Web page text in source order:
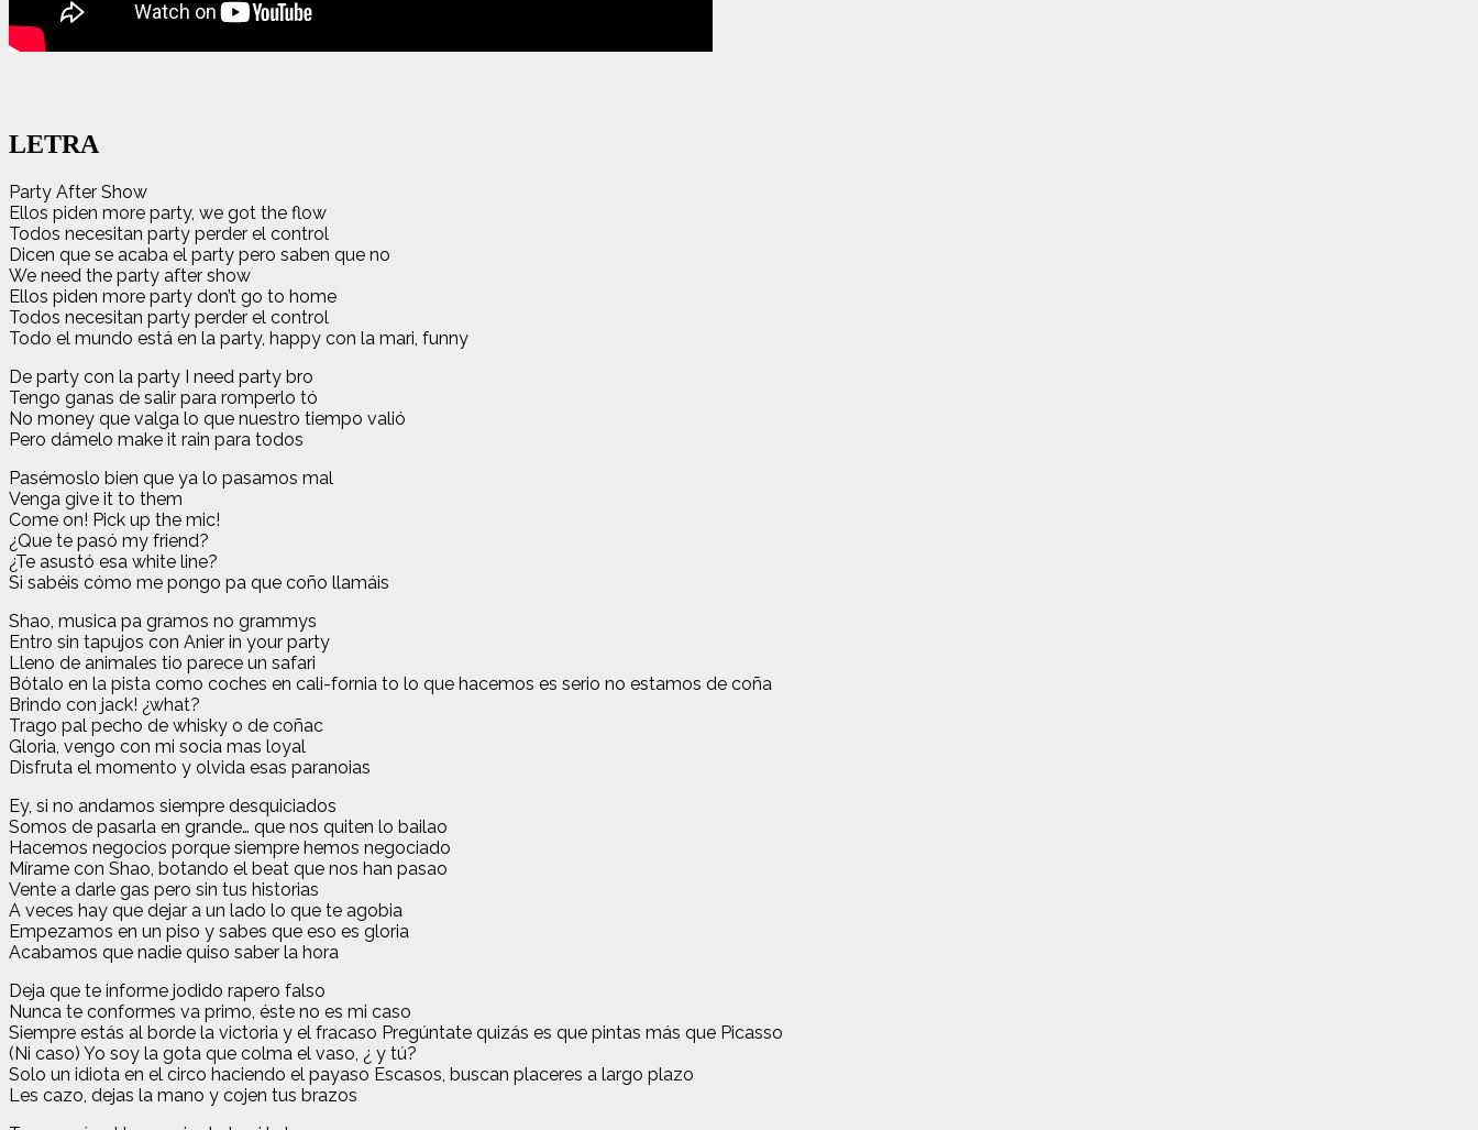
LETRA
Party After Show
Ellos piden more party, we got the flow
Todos necesitan party perder el control
Dicen que se acaba el party pero saben que no
We need the party after show
Ellos piden more party don’t go to home
Todos necesitan party perder el control
Todo el mundo está en la party, happy con la mari, funny
De party con la party I need party bro
Tengo ganas de salir para romperlo tó
No money que valga lo que nuestro tiempo valió
Pero dámelo make it rain para todos
Pasémoslo bien que ya lo pasamos mal
Venga give it to them
Come on! Pick up the mic!
¿Que te pasó my friend?
¿Te asustó esa white line?
Si sabéis cómo me pongo pa que coño llamáis
Shao, musica pa gramos no grammys
Entro sin tapujos con Anier in your party
Lleno de animales tio parece un safari
Bótalo en la pista como coches en cali-fornia to lo que hacemos es serio no estamos de coña
Brindo con jack! ¿what?
Trago pal pecho de whisky o de coñac
Gloria, vengo con mi socia mas loyal
Disfruta el momento y olvida esas paranoias
Ey, si no andamos siempre desquiciados
Somos de pasarla en grande… que nos quiten lo bailao
Hacemos negocios porque siempre hemos negociado
Mírame con Shao, botando el beat que nos han pasao
Vente a darle gas pero sin tus historias
A veces hay que dejar a un lado lo que te agobia
Empezamos en un piso y sabes que eso es gloria
Acabamos que nadie quiso saber la hora
Deja que te informe jodido rapero falso
Nunca te conformes va primo, éste no es mi caso
Siempre estás al borde la victoria y el fracaso Pregúntate quizás es que pintas más que Picasso
(Ni caso) Yo soy la gota que colma el vaso, ¿ y tú?
Solo un idiota en el circo haciendo el payaso Escasos, buscan placeres a largo plazo
Les cazo, dejas la mano y cojen tus brazos